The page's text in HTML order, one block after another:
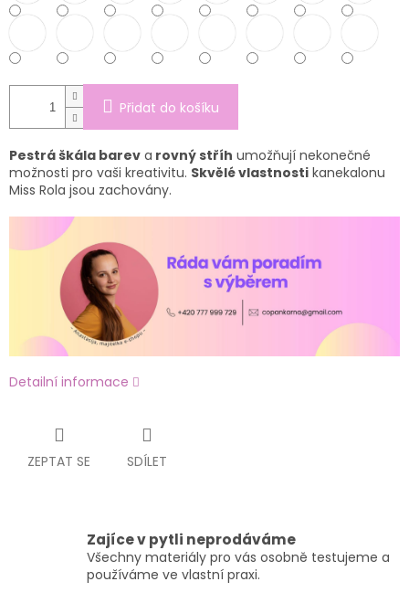
Přidat do košíku
Pestrá škála barev a rovný stříh umožňují nekonečné
možnosti pro vaši kreativitu. Skvělé vlastnosti kanekalonu
Miss Rola jsou zachovány.
Detailní informace
ZEPTAT SE SDÍLET
Zajíce v pytli neprodáváme
Všechny materiály pro vás osobně testujeme a
používáme ve vlastní praxi.